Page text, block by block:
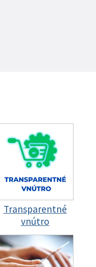
Transparentné
vnútro